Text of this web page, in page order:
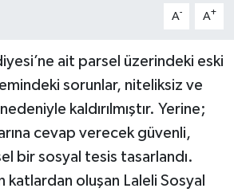
A- A+
ait parsel üzerindeki eski
sorunlar, niteliksiz ve
kaldırılmıştır. Yerine;
cevap verecek güvenli,
bir sosyal tesis tasarlandı.
katlardan oluşan Laleli Sosyal